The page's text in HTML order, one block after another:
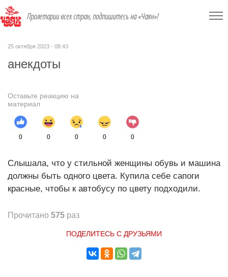
Пролетарии всех стран, подпишитесь на «Чаян»!
25 октября 2023 - 08:43
анекдоты
Оставьте реакцию на
материал
0 0 0 0 0
Слышала, что у стильной женщины обувь и машина
должны быть одного цвета. Купила себе сапоги
красные, чтобы к автобусу по цвету подходили.
Прочитано 575 раз
ПОДЕЛИТЕСЬ С ДРУЗЬЯМИ